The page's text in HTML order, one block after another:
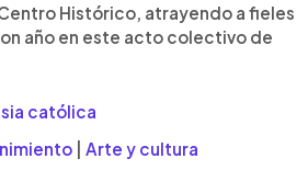
Histórico, atrayendo a fieles
año en este acto colectivo de
católica
Arte y cultura